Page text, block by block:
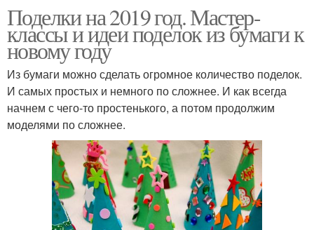
Поделки на 2019 год. Мастер-
классы и идеи поделок из бумаги к
новому году
Из бумаги можно сделать огромное количество поделок.
И самых простых и немного по сложнее. И как всегда
начнем с чего-то простенького, а потом продолжим
моделями по сложнее.